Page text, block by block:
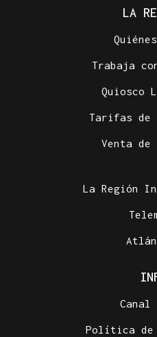
LA
Trabaja
Quiosco
Tarifas de
Venta de
La Región
Política de